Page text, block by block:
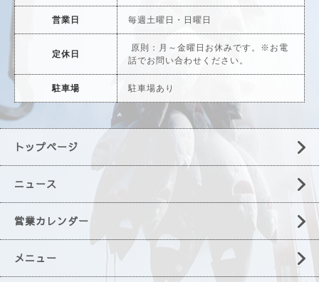
営業日 毎週土曜日・日曜日
定休日
原則：月～金曜日お休みです。※お電
話でお問い合わせください。
駐車場 駐車場あり
トップページ
ニュース
営業カレンダー
メニュー